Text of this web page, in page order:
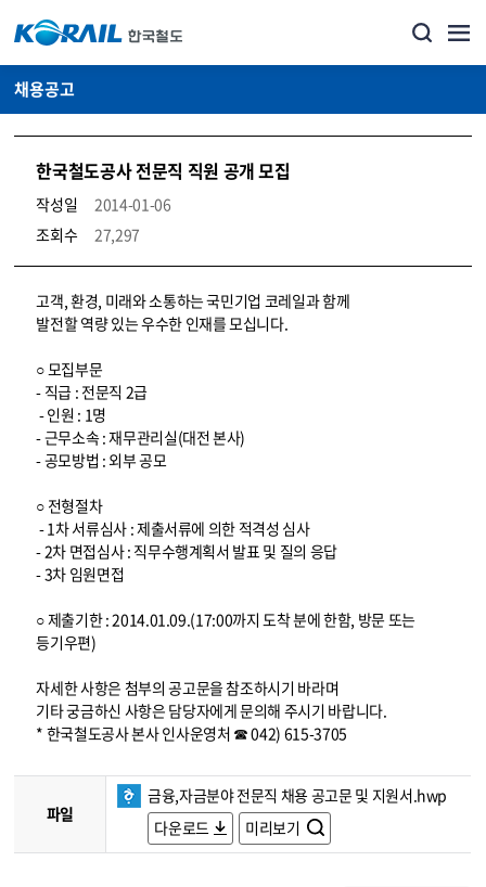
채용공고
한국철도공사 전문직 직원 공개 모집
작성일
2014-01-06
조회수
27,297
코레일소개_경영공시_채용공고 상세보기 – 내용, 파일, 담당자 연락처로 구성
고객, 환경, 미래와 소통하는 국민기업 코레일과 함께
발전할 역량 있는 우수한 인재를 모십니다.
○ 모집부문
- 직급 : 전문직 2급
- 인원 : 1명
- 근무소속 : 재무관리실(대전 본사)
- 공모방법 : 외부 공모
○ 전형절차
- 1차 서류심사 : 제출서류에 의한 적격성 심사
- 2차 면접심사 : 직무수행계획서 발표 및 질의 응답
- 3차 임원면접
○ 제출기한 : 2014.01.09.(17:00까지 도착 분에 한함, 방문 또는
등기우편)
자세한 사항은 첨부의 공고문을 참조하시기 바라며
기타 궁금하신 사항은 담당자에게 문의해 주시기 바랍니다.
* 한국철도공사 본사 인사운영처 ☎ 042) 615-3705
파일
금융,자금분야 전문직 채용 공고문 및 지원서.hwp
다운로드
미리보기